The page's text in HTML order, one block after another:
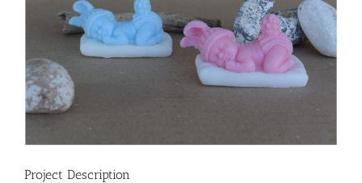
Σχετικά με εμάς
Άρθρα
Επικοινωνία
Project Description